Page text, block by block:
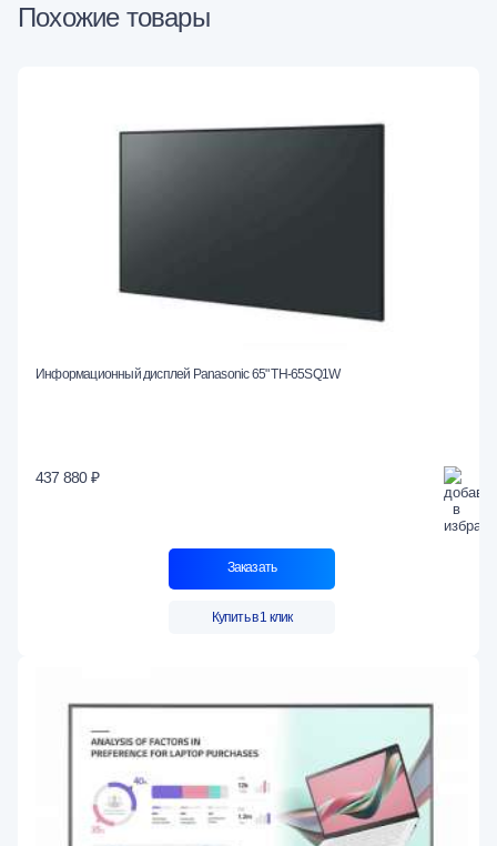
Похожие товары
Информационный дисплей Panasonic 65" TH-65SQ1W
437 880 ₽
Заказать
Купить в 1 клик